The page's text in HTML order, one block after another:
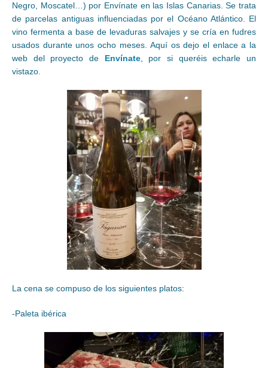
Negro, Moscatel…) por Envínate en las Islas Canarias. Se trata
de parcelas antiguas influenciadas por el Océano Atlántico. El
vino fermenta a base de levaduras salvajes y se cría en fudres
usados durante unos ocho meses. Aquí os dejo el enlace a la
web del proyecto de Envínate, por si queréis echarle un
vistazo.
La cena se compuso de los siguientes platos:
-Paleta ibérica